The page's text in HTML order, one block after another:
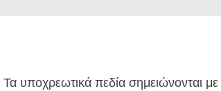
Τα υποχρεωτικά πεδία σημειώνονται με